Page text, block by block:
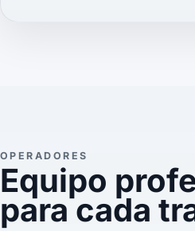
OPERADORES
Equipo
para cada